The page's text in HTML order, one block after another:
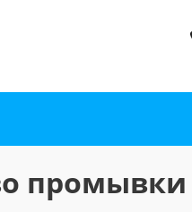
промывки